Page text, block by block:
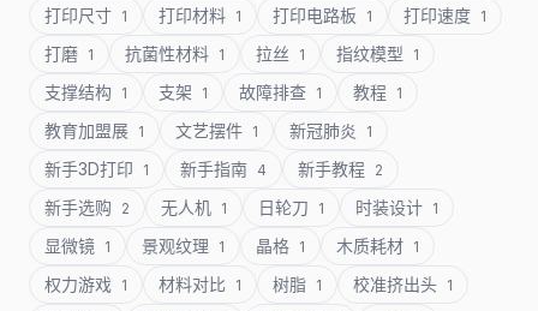
打印尺寸 1 打印材料 1 打印电路板 1 打印速度 1
打磨 1 抗菌性材料 1 拉丝 1 指纹模型 1
支撑结构 1 支架 1 故障排查 1 教程 1
教育加盟展 1 文艺摆件 1 新冠肺炎 1
新手3D打印 1 新手指南 4 新手教程 2
新手选购 2 无人机 1 日轮刀 1 时装设计 1
显微镜 1 景观纹理 1 晶格 1 木质耗材 1
权力游戏 1 材料对比 1 树脂 1 校准挤出头 1